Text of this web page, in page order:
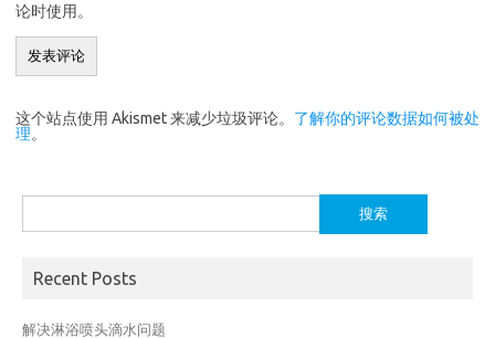
论时使用。
这个站点使用 Akismet 来减少垃圾评论。 了解你的评论数据如何被处
理。
索：
Recent Posts
解决淋浴喷头滴水问题